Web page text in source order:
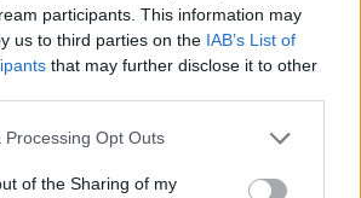
participants. This information may
us to third parties on the IAB’s List of
that may further disclose it to other
website/app uses one or more Google
or usage behaviour. You may click to
Processing Opt Outs
of the Sharing of my
στα ανοικτά του Ομάν -
λένε οι Βρετανοί
η φωτιά σε χαμηλή βλάστηση στη